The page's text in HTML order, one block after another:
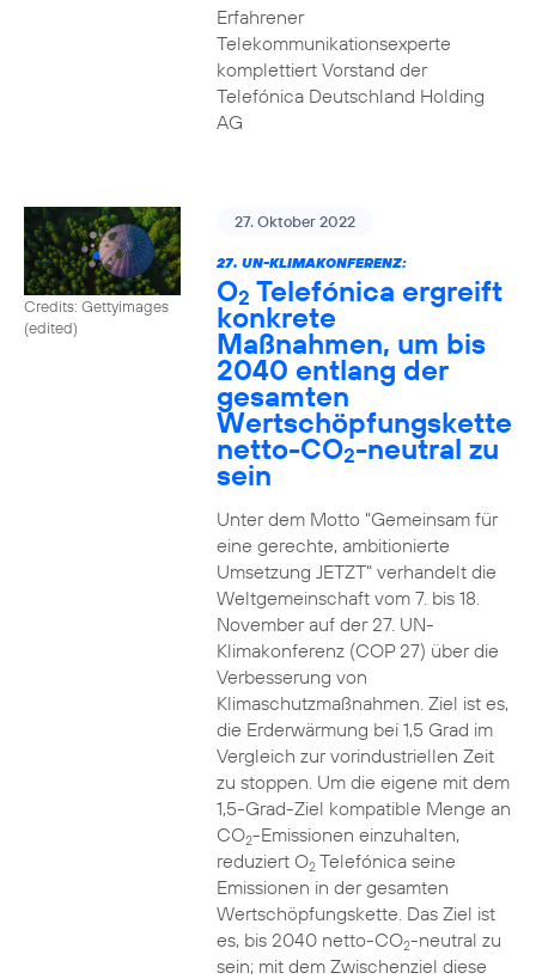
Erfahrener
Telekommunikationsexperte
komplettiert Vorstand der
Telefónica Deutschland Holding
AG
Credits: Gettyimages
(edited)
27. Oktober 2022
27. UN-KLIMAKONFERENZ:
O2 Telefónica ergreift
konkrete
Maßnahmen, um bis
2040 entlang der
gesamten
Wertschöpfungskette
netto-CO2-neutral zu
sein
Unter dem Motto "Gemeinsam für
eine gerechte, ambitionierte
Umsetzung JETZT" verhandelt die
Weltgemeinschaft vom 7. bis 18.
November auf der 27. UN-
Klimakonferenz (COP 27) über die
Verbesserung von
Klimaschutzmaßnahmen. Ziel ist es,
die Erderwärmung bei 1,5 Grad im
Vergleich zur vorindustriellen Zeit
zu stoppen. Um die eigene mit dem
1,5-Grad-Ziel kompatible Menge an
CO2-Emissionen einzuhalten,
reduziert O2Telefónica seine
Emissionen in der gesamten
Wertschöpfungskette. Das Ziel ist
es, bis 2040 netto-CO2-neutral zu
sein; mit dem Zwischenziel diese